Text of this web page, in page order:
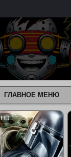
ГЛАВНОЕ МЕНЮ